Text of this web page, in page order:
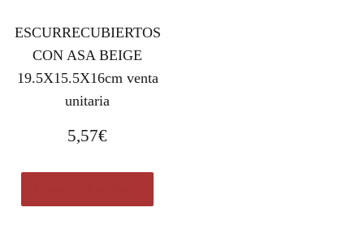
ESCURRECUBIERTOS
CON ASA BEIGE
19.5X15.5X16cm venta
unitaria
5,57€